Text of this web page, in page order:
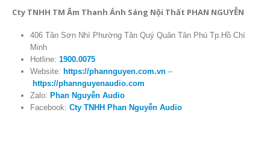
Cty TNHH TM Âm Thanh Ánh Sáng Nội Thất PHAN NGUYỄN
406 Tân Sơn Nhì Phường Tân Quý Quân Tân Phú Tp.Hồ Chí
Minh
Hotline: 1900.0075
Website: https://phannguyen.com.vn–
https://phannguyenaudio.com
Zalo: Phan Nguyễn Audio
Facebook: Cty TNHH Phan Nguyễn Audio